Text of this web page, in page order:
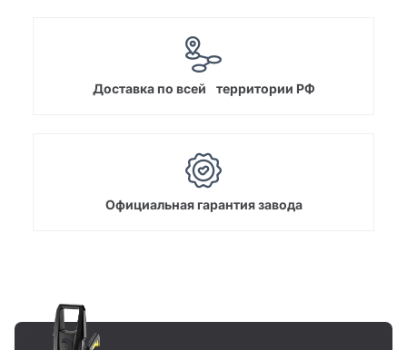
Доставка по всей территории РФ
Официальная гарантия завода